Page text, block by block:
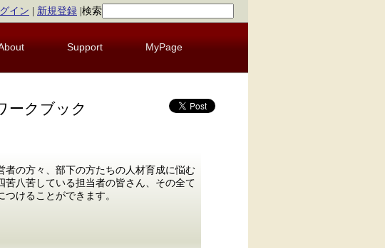
イン 新規登録 検索
Support MyPage
ークブック
の方々、部下の方たちの人材育成に悩む
八苦している担当者の皆さん、その全て
けることができます。